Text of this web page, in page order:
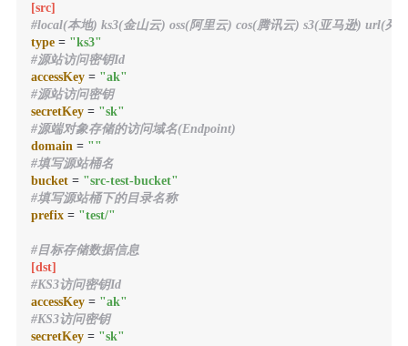
[src]
#local(本地) ks3(金山云) oss(阿里云) cos(腾讯云) s3(亚马逊) url(列
type = "ks3"
#源站访问密钥Id
accessKey = "ak"
#源站访问密钥
secretKey = "sk"
#源端对象存储的访问域名(Endpoint)
domain = ""
#填写源站桶名
bucket = "src-test-bucket"
#填写源站桶下的目录名称
prefix = "test/"
#目标存储数据信息
[dst]
#KS3访问密钥Id
accessKey = "ak"
#KS3访问密钥
secretKey = "sk"